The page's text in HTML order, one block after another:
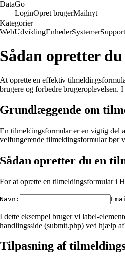
DataGo
LoginOpret brugerMailnyt
Kategorier
WebUdviklingEnhederSystemerSupport
Sådan opretter
At oprette en effektiv
brugere og forbedre
Grundlæggende om
En tilmeldingsformular er en vigtig del
velfungerende tilmeldingsformular bør
Sådan opretter du en
For at oprette en tilmeldingsformular i
Navn:
I dette eksempel bruger vi label-
handlingsside (submit.php) ved hjælp af
Tilpasning af